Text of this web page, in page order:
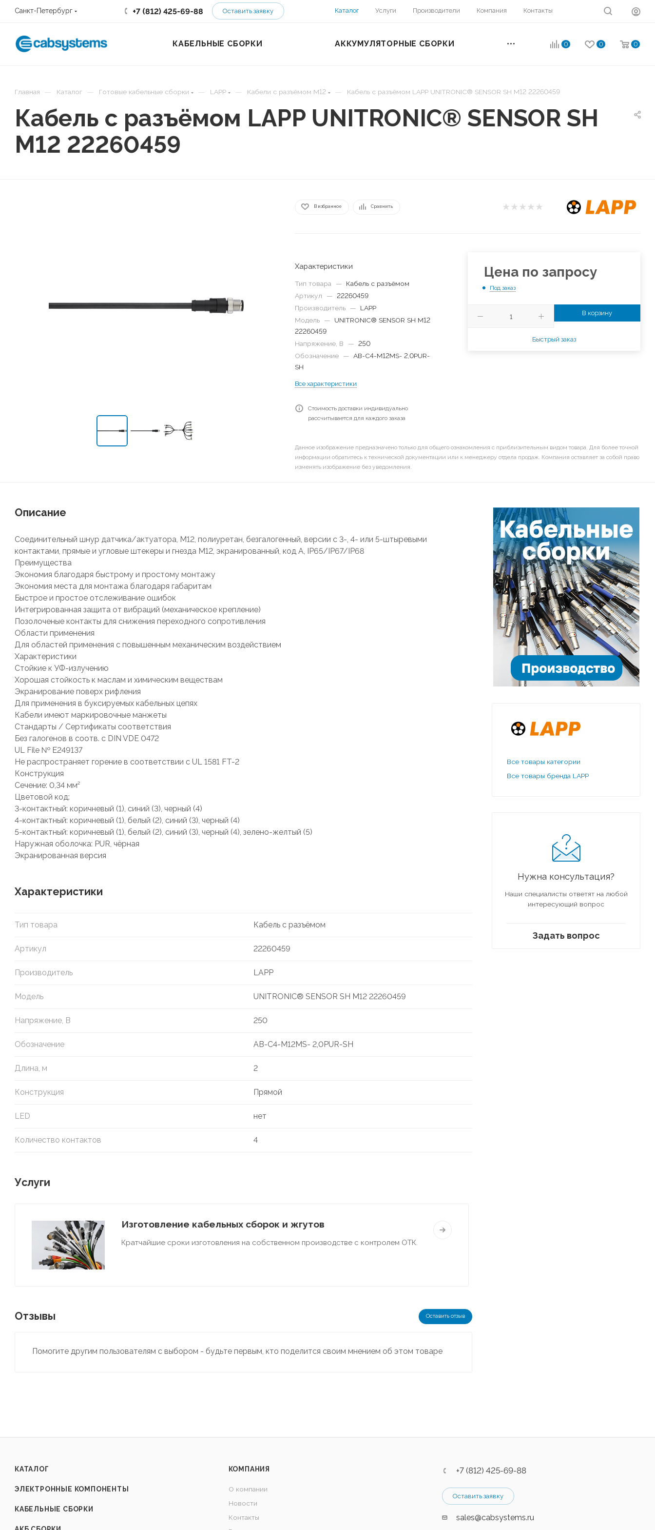
Санкт-Петербург +7 (812) 425-69-88 Оставить заявку Каталог Услуги Производители Компания Контакты
0 0 0
КАБЕЛЬНЫЕ СБОРКИ АККУМУЛЯТОРНЫЕ СБОРКИ
Главная — Каталог — Готовые кабельные сборки — LAPP — Кабели с разъёмом M12 — Кабель с разъёмом LAPP UNITRONIC® SENSOR SH M12 22260459
Кабель с разъёмом LAPP UNITRONIC® SENSOR SH
M12 22260459
В избранное Сравнить
Характеристики
Тип товара —
Кабель с разъёмом
Артикул
— 22260459
Производитель
—
LAPP
Модель
—
UNITRONIC® SENSOR SH M12
22260459
Напряжение, В
— 250
Обозначение
— AB-C4-M12MS- 2,0PUR-
SH
Все характеристики
Стоимость доставки индивидуально
рассчитывается для каждого заказа
Цена по запросу
Под заказ
В корзину
Быстрый заказ
Данное изображение предназначено только для общего ознакомления с приблизительным видом товара. Для более точной
информации обратитесь к технической документации или к менеджеру отдела продаж. Компания оставляет за собой право
изменять изображение без уведомления.
Описание
Соединительный шнур датчика/актуатора, М12, полиуретан, безгалогенный, версии с 3-, 4- или 5-штыревыми
контактами, прямые и угловые штекеры и гнезда М12, экранированный, код А, IP65/IP67/IP68
Преимущества
Экономия благодаря быстрому и простому монтажу
Экономия места для монтажа благодаря габаритам
Быстрое и простое отслеживание ошибок
Интегрированная защита от вибраций (механическое крепление)
Позолоченые контакты для снижения переходного сопротивления
Области применения
Для областей применения с повышенным механическим воздействием
Характеристики
Стойкие к УФ-излучению
Хорошая стойкость к маслам и химическим веществам
Экранирование поверх рифления
Для применения в буксируемых кабельных цепях
Кабели имеют маркировочные манжеты
Стандарты / Сертификаты соответствия
Без галогенов в соотв. с DIN VDE 0472
UL File № E249137
Не распространяет горение в соответствии с UL 1581 FT-2
Конструкция
Сечение: 0,34 мм²
Цветовой код:
3-контактный: коричневый (1), синий (3), черный (4)
4-контактный: коричневый (1), белый (2), синий (3), черный (4)
5-контактный: коричневый (1), белый (2), синий (3), черный (4), зелено-желтый (5)
Наружная оболочка: PUR, чёрная
Экранированная версия
Характеристики
Тип товара Кабель с разъёмом
Артикул 22260459
Производитель LAPP
Модель UNITRONIC® SENSOR SH M12 22260459
Напряжение, В 250
Обозначение AB-C4-M12MS- 2,0PUR-SH
Длина, м 2
Конструкция Прямой
LED нет
Количество контактов 4
Услуги
Изготовление кабельных сборок и жгутов
Кратчайшие сроки изготовления на собственном производстве с контролем ОТК.
Отзывы Оставить отзыв
Помогите другим пользователям с выбором - будьте первым, кто поделится своим мнением об этом товаре
Все товары категории
Все товары бренда LAPP
Нужна консультация?
Наши специалисты ответят на любой
интересующий вопрос
Задать вопрос
КАТАЛОГ
ЭЛЕКТРОННЫЕ КОМПОНЕНТЫ
КАБЕЛЬНЫЕ СБОРКИ
КОМПАНИЯ
О компании
Новости
Контакты
+7 (812) 425-69-88
Оставить заявку
sales@cabsystems.ru